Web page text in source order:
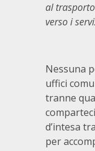
al
verso i
Nessuna
uffici
tranne
d’intesa
per